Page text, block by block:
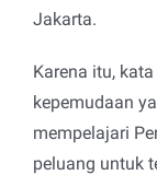
Jakarta.
Karena itu,
kepemudaan
mempelajari
peluang untuk